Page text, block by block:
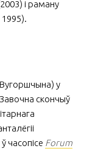
і раману
1995).
у
скончыў
часопісе Forum